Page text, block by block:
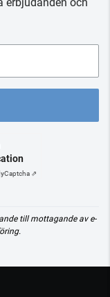
Captcha ⇗
till mottagande av e-